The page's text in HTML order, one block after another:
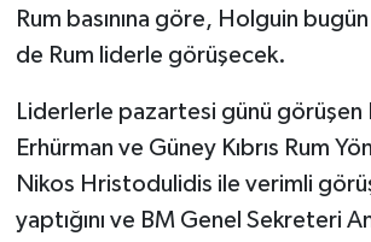
Rum basınına göre, Holguin
de Rum liderle görüşecek.
Liderlerle pazartesi günü görüşen
Erhürman ve Güney Kıbrıs Rum
Nikos Hristodulidis ile verimli
yaptığını ve BM Genel Sekreteri
MAGAZİN
ÖZEL HABER
SAĞLIK